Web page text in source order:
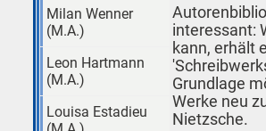
interessant:
kann, erhält
Grundlage
Werke neu
Nietzsche.
Milan Wenner
(M.A.)
Leon Hartmann
(M.A.)
Louisa Estadieu